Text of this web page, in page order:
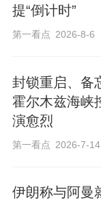
提“倒计时”
第一看点 2026-8-6
封锁重启、备
霍尔木兹海峡
演愈烈
第一看点 2026-7-14
伊朗称与阿曼